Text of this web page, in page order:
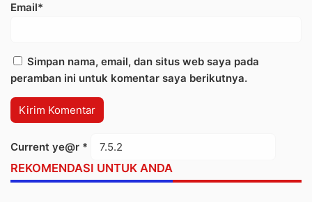
Email*
Simpan nama, email, dan situs web saya pada
peramban ini untuk komentar saya berikutnya.
Current ye@r *
REKOMENDASI UNTUK ANDA